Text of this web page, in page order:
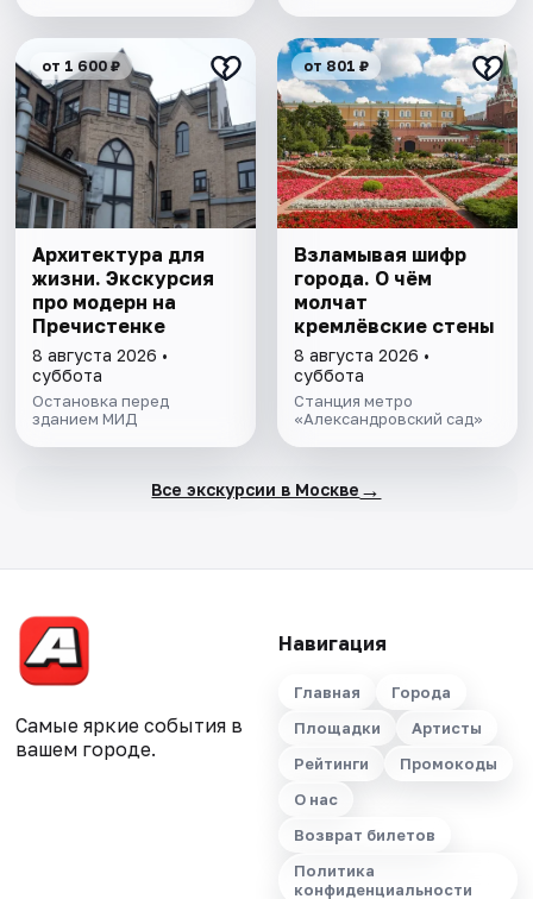
от 1 600 ₽
Архитектура для
жизни. Экскурсия
про модерн на
Пречистенке
8 августа 2026 •
суббота
Остановка перед
зданием МИД
от 801 ₽
Взламывая шифр
города. О чём
молчат
кремлёвские стены
8 августа 2026 •
суббота
Станция метро
«Александровский сад»
Все экскурсии в Москве →
Самые яркие события в
вашем городе.
Навигация
Главная
Города
Площадки
Артисты
Рейтинги
Промокоды
О нас
Возврат билетов
Политика
конфиденциальности